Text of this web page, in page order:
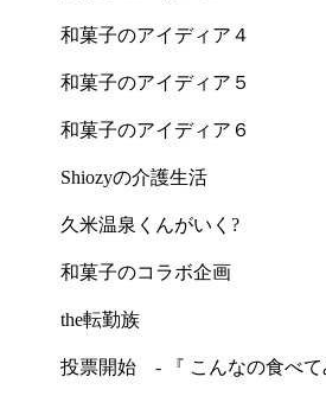
和菓子のアイディア４
和菓子のアイディア５
和菓子のアイディア６
Shiozyの介護生活
久米温泉くんがいく?
和菓子のコラボ企画
the転勤族
投票開始 - 『 こんなの食べて